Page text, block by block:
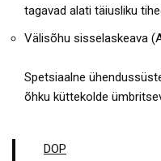
tagavad alati täiusliku
Välisõhu sisselaskeava
Spetsiaalne
õhku küttekolde
DOP